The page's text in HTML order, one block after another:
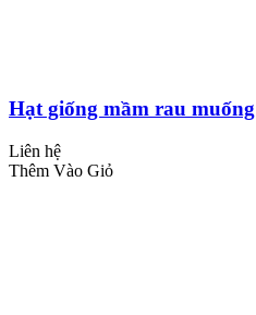
Hạt giống mầm rau muống
Liên hệ
Thêm Vào Giỏ